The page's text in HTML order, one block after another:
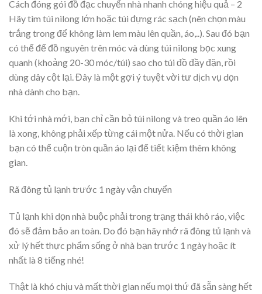
Cách đóng gói đồ đạc chuyển nhà nhanh chóng hiệu quả – 2
Hãy tìm túi nilong lớn hoặc túi đựng rác sạch (nên chọn màu
trắng trong để không làm lem màu lên quần, áo,..). Sau đó bạn
có thể để đồ nguyên trên móc và dùng túi nilong bọc xung
quanh (khoảng 20-30 móc/túi) sao cho túi đồ đầy đặn, rồi
dùng dây cột lại. Đây là một gợi ý tuyệt vời tư dịch vụ dọn
nhà dành cho bạn.
Khi tới nhà mới, bạn chỉ cần bỏ túi nilong và treo quần áo lên
là xong, không phải xếp từng cái một nửa. Nếu có thời gian
bạn có thể cuộn tròn quần áo lại để tiết kiệm thêm không
gian.
Rã đông tủ lạnh trước 1 ngày vận chuyển
Tủ lạnh khi dọn nhà buộc phải trong trạng thái khô ráo, việc
đó sẽ đảm bảo an toàn. Do đó bạn hãy nhớ rã đông tủ lạnh và
xử lý hết thực phẩm sống ở nhà bạn trước 1 ngày hoặc ít
nhất là 8 tiếng nhé!
Thật là khó chịu và mất thời gian nếu mọi thứ đã sẵn sàng hết